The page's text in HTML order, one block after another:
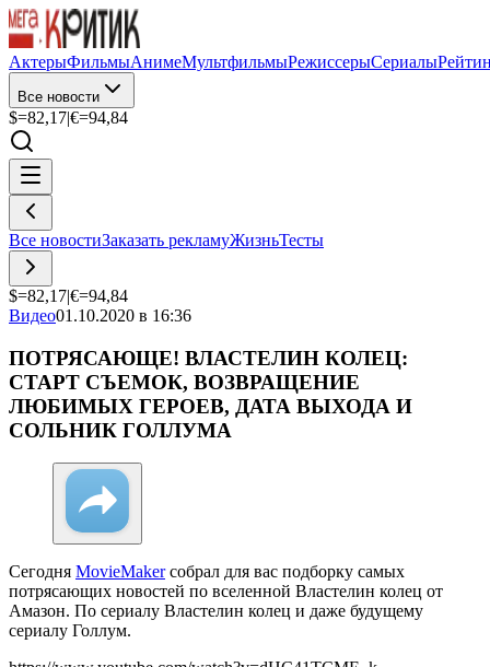
АктерыФильмыАнимеМультфильмыРежиссерыСериалы
Все новости
$=82,17|€=94,84
Все новостиЗаказать рекламуЖизньТесты
$=82,17|€=94,84
Видео01.10.2020 в 16:36
ПОТРЯСАЮЩЕ! ВЛАСТЕЛИН КОЛЕЦ:
СТАРТ СЪЕМОК, ВОЗВРАЩЕНИЕ
ЛЮБИМЫХ ГЕРОЕВ, ДАТА ВЫХОДА И
СОЛЬНИК ГОЛЛУМА
Сегодня MovieMakerсобрал для вас подборку самых
потрясающих новостей по вселенной Властелин колец от
Амазон. По сериалу Властелин колец и даже будущему
сериалу Голлум.